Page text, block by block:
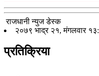
राजधानी न्युज डेस्क
२०७९ भाद्र २१, मंगलवार
प्रतिक्रिया